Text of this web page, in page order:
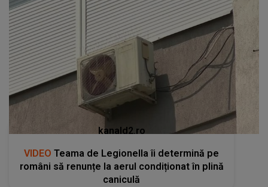
kanald2.ro
VIDEO Teama de Legionella îi determină pe
români să renunțe la aerul condiționat în plină
caniculă